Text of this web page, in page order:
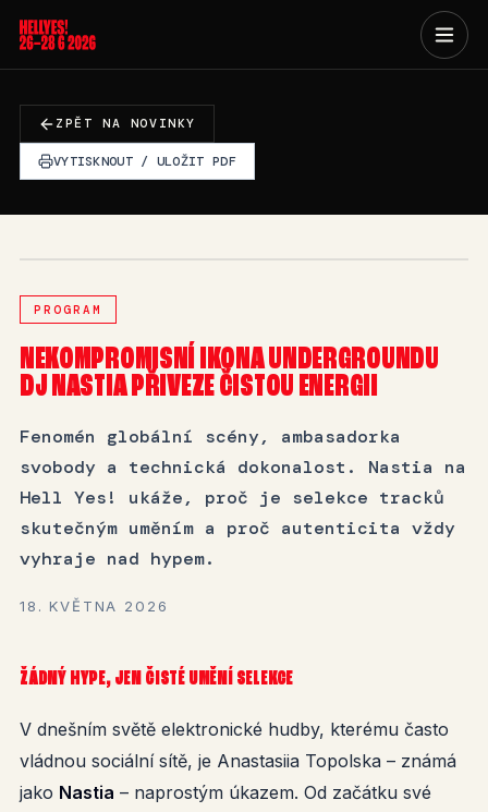
ZPĚT NA NOVINKY
VYTISKNOUT / ULOŽIT PDF
PROGRAM
NEKOMPROMISNÍ IKONA UNDERGROUNDU
DJ NASTIA PŘIVEZE ČISTOU ENERGII
Fenomén globální scény, ambasadorka
svobody a technická dokonalost. Nastia na
Hell Yes! ukáže, proč je selekce tracků
skutečným uměním a proč autenticita vždy
vyhraje nad hypem.
18. KVĚTNA 2026
ŽÁDNÝ HYPE, JEN ČISTÉ UMĚNÍ SELEKCE
V dnešním světě elektronické hudby, kterému často
vládnou sociální sítě, je Anastasiia Topolska – známá
jako Nastia – naprostým úkazem. Od začátku své